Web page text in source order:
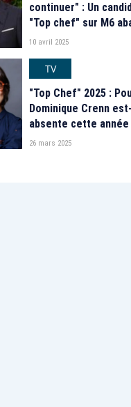
continuer" : Un
"Top chef" sur M6
1h avant le début de
10 avril 2025
TV
"Top Chef" 2025 :
Dominique Crenn
absente cette année
26 mars 2025